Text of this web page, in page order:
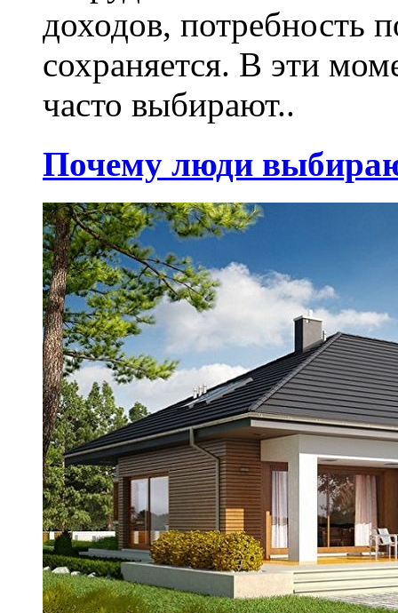
доходов, потребность
сохраняется. В эти
часто выбирают..
Почему люди